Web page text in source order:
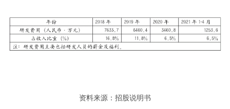
资料来源：招股说明书